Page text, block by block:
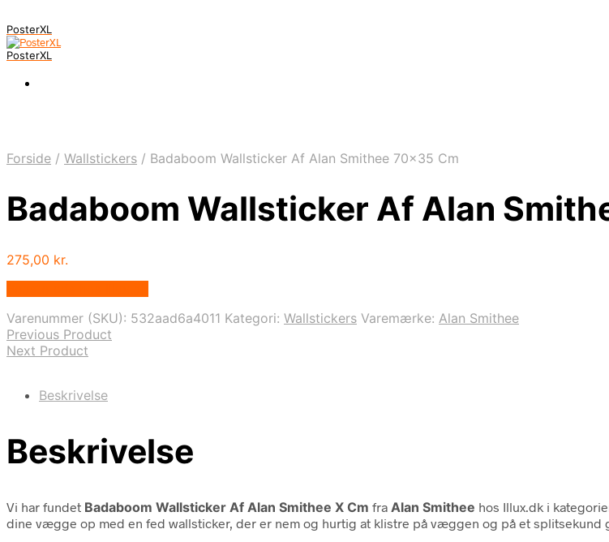
PosterXL
PosterXL
Forside / Wallstickers / Badaboom Wallsticker Af Alan Smithee 70×35 Cm
Badaboom Wallsticker Af Alan
275,00 kr.
Varenummer (SKU): 532aad6a4011 Kategori: Wallstickers Varemærke: Alan Smithee
Previous Product
Next Product
Beskrivelse
Beskrivelse
Vi har fundet Badaboom Wallsticker Af Alan Smithee X Cm fra Alan Smithee hos Illux.dk i
dine vægge op med en fed wallsticker, der er nem og hurtig at klistre på væggen og på et splitsekund